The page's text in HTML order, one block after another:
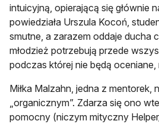
intuicyjną, opierającą się głównie
powiedziała Urszula Kocoń,
smutne, a zarazem oddaje ducha
młodzież potrzebują przede
podczas której nie będą oceniane,
Miłka Malzahn, jedna z mentorek,
„organicznym”. Zdarza się ono
pomocny (niczym mityczny